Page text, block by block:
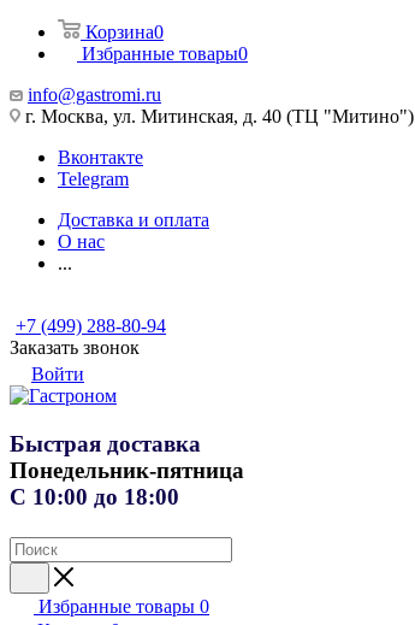
Корзина0
Избранные товары0
info@gastromi.ru
г. Москва, ул. Митинская, д. 40 (ТЦ "Митино")
Вконтакте
Telegram
Доставка и оплата
О нас
...
+7 (499) 288-80-94
Заказать звонок
Войти
Быстрая доставка
Понедельник-пятница
С 10:00 до 18:00
Избранные товары 0